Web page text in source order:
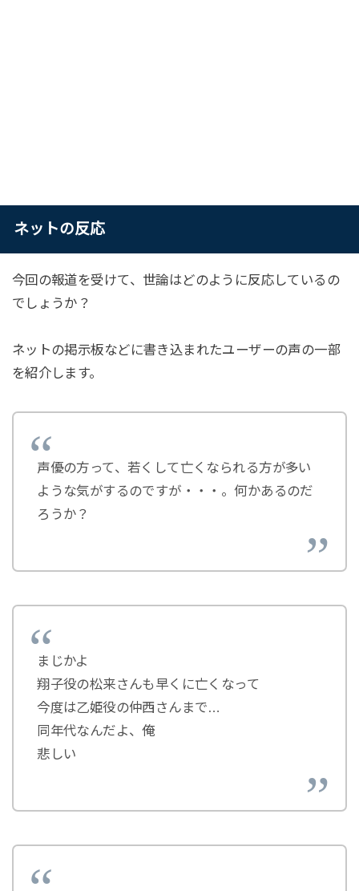
ネットの反応
今回の報道を受けて、世論はどのように反応しているの
でしょうか？
ネットの掲示板などに書き込まれたユーザーの声の一部
を紹介します。
声優の方って、若くして亡くなられる方が多い
ような気がするのですが・・・。何かあるのだ
ろうか？
まじかよ
翔子役の松来さんも早くに亡くなって
今度は乙姫役の仲西さんまで…
同年代なんだよ、俺
悲しい